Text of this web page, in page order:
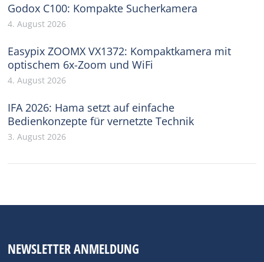
Godox C100: Kompakte Sucherkamera
4. August 2026
Easypix ZOOMX VX1372: Kompaktkamera mit
optischem 6x-Zoom und WiFi
4. August 2026
IFA 2026: Hama setzt auf einfache
Bedienkonzepte für vernetzte Technik
3. August 2026
NEWSLETTER ANMELDUNG